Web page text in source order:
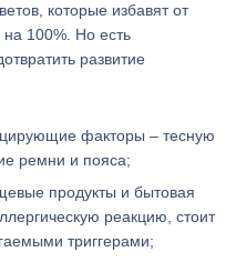
которые избавят от
на 100%. Но есть
развитие
факторы – тесную
ремни и пояса;
продукты и бытовая
реакцию, стоит
триггерами;